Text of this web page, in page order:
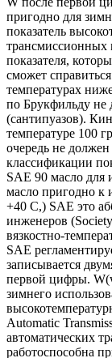
пригодно для
показатель
трансмиссионных
показателя,
сможет
температурах
по Брукфильду не
(сантипуазов).
температуре 100
очередь не
классификации
SAE 90 масло для
масло пригодно к
+40 С,) SAE это
инженеров
вязкостно-
SAE
записывается
первой цифры.
зимнего
Automatic
автоматических
работоспособна